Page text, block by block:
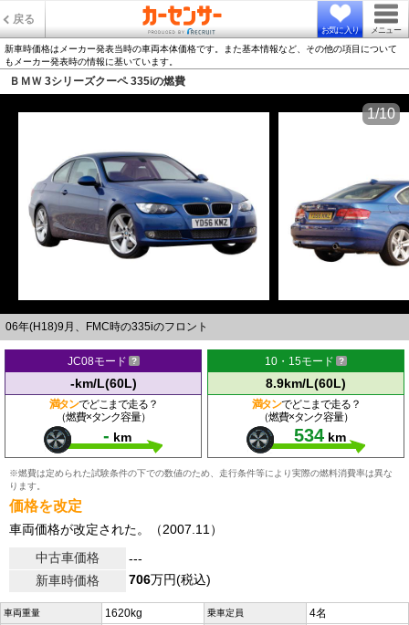
戻る
お気に入り メニュー
新車時価格はメーカー発表当時の車両本体価格です。また基本情報など、その他の項目について
もメーカー発表時の情報に基いています。
ＢＭＷ 3シリーズクーペ 335iの燃費
06年(H18)9月、FMC時の335iのフロント
1/10
JC08モード
-km/L(60L)
満タンでどこまで走る？
（燃費×タンク容量）
- km
10・15モード
8.9km/L(60L)
満タンでどこまで走る？
（燃費×タンク容量）
534 km
※燃費は定められた試験条件の下での数値のため、走行条件等により実際の燃料消費率は異な
ります。
価格を改定
車両価格が改定された。（2007.11）
中古車価格
---
新車時価格
706万円(税込)
車両重量 1620kg 乗車定員 4名